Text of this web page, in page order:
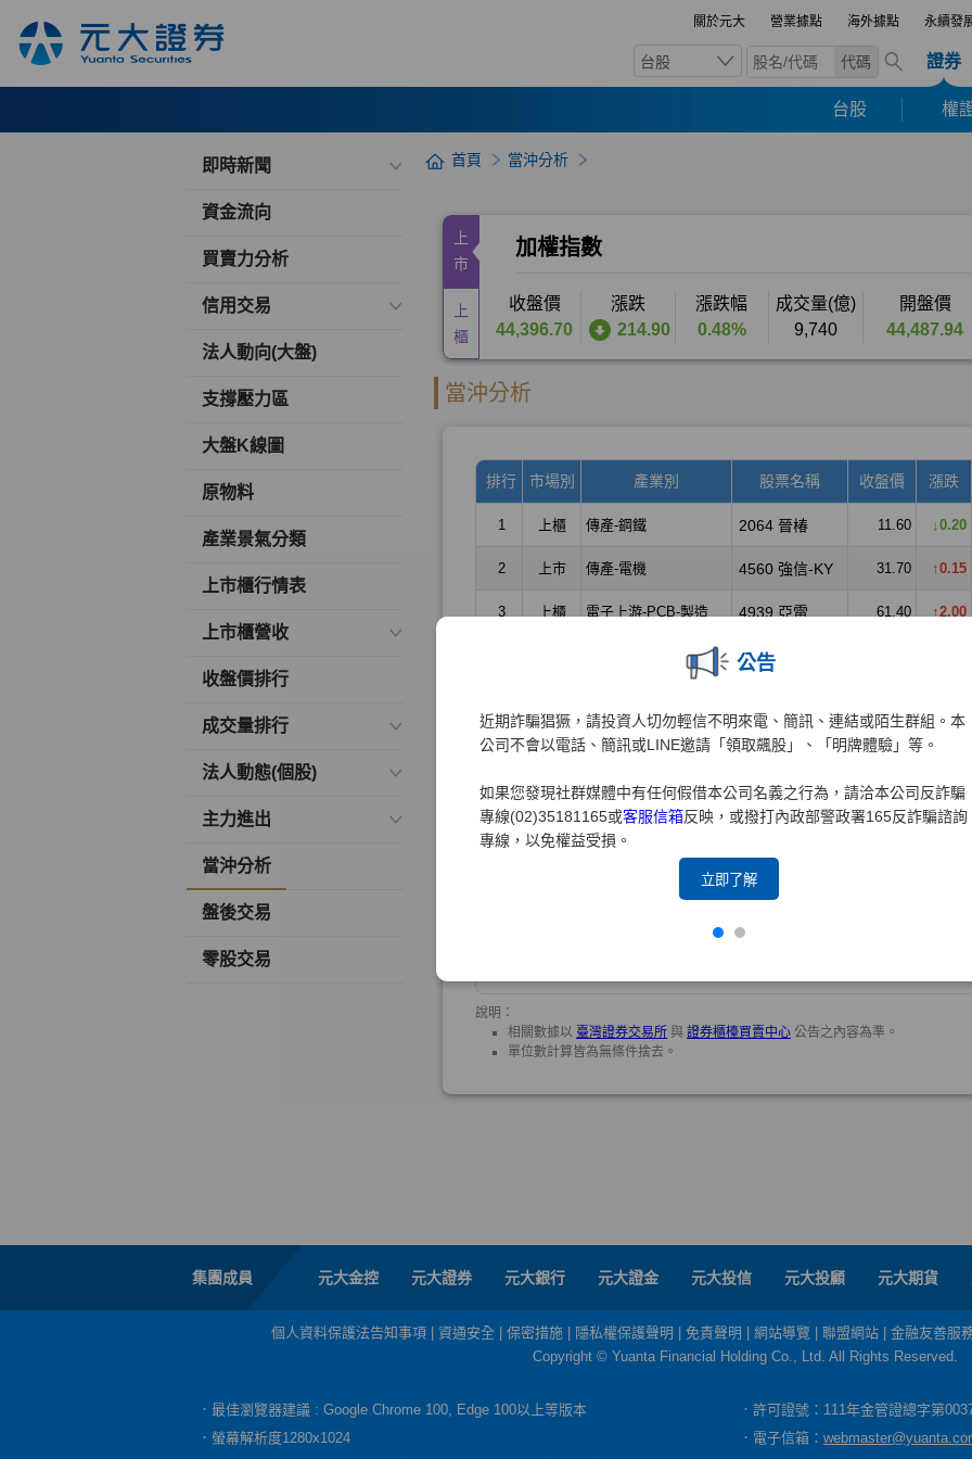
關於元大 營業據點 海外據點 永續發
台股 代碼 證券
台股 權
公告
近期詐騙猖獗，請投資人切勿輕信不明來電、簡訊、連結或陌生群組。本
公司不會以電話、簡訊或LINE邀請「領取飆股」、「明牌體驗」等。
如果您發現社群媒體中有任何假借本公司名義之行為，請洽本公司反詐騙
專線(02)35181165或客服信箱反映，或撥打內政部警政署165反詐騙諮詢
專線，以免權益受損。
立即了解
即時新聞
資金流向
買賣力分析
信用交易
法人動向(大盤)
支撐壓力區
大盤K線圖
原物料
產業景氣分類
上市櫃行情表
上市櫃營收
收盤價排行
成交量排行
法人動態(個股)
主力進出
當沖分析
盤後交易
零股交易
首頁 當沖分析
集團成員 元大金控 元大證券 元大銀行 元大證金 元大投信 元大投顧 元大期貨
個人資料保護法告知事項 資通安全 保密措施 隱私權保護聲明 免責聲明 網站導覽 聯盟網站
金融友善服
Copyright © Yuanta Financial Holding Co., Ltd. All Rights Reserved.
．最佳瀏覽器建議 : Google Chrome 100, Edge 100以上等版本
．許可證號：111年金管證總字第
．螢幕解析度1280x1024
．電子信箱：